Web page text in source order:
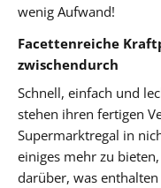
wenig Aufwand!
Facettenreiche
zwischendurch
Schnell, einfach und
stehen ihren fertigen
Supermarktregal in
einiges mehr zu
darüber, was